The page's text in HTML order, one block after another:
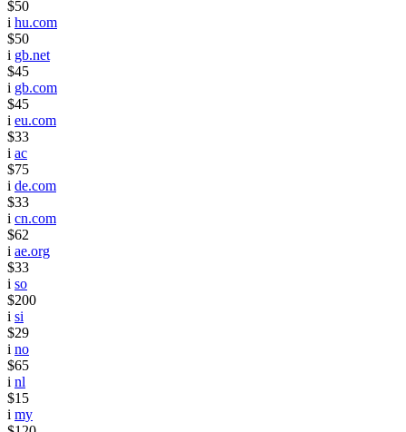
$50
i hu.com
$50
i gb.net
$45
i gb.com
$45
i eu.com
$33
i ac
$75
i de.com
$33
i cn.com
$62
i ae.org
$33
i so
$200
i si
$29
i no
$65
i nl
$15
i my